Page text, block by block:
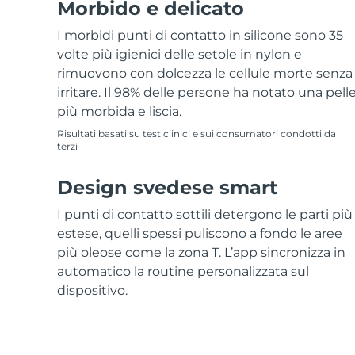
Morbido e delicato
I morbidi punti di contatto in silicone sono 35
volte più igienici delle setole in nylon e
rimuovono con dolcezza le cellule morte senza
irritare. Il 98% delle persone ha notato una
più morbida e liscia.
Risultati basati su test clinici e sui consumatori condotti da
terzi
Design svedese smart
I punti di contatto sottili detergono le parti più
estese, quelli spessi puliscono a fondo le aree
più oleose come la zona T. L’app sincronizza in
automatico la routine personalizzata sul
dispositivo.